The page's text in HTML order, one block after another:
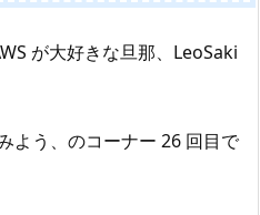
が大好きな旦那、LeoSaki
よう、のコーナー 26 回目で